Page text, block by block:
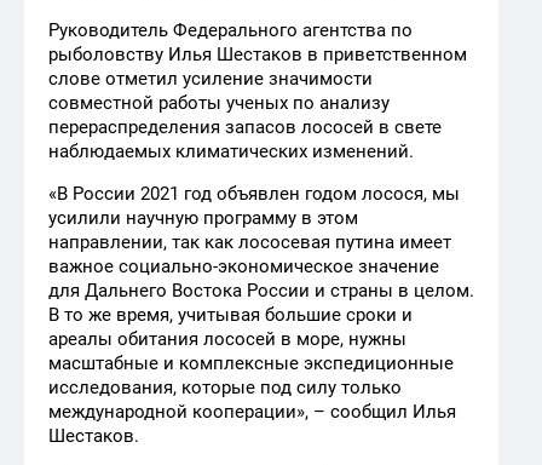
Руководитель Федерального агентства по
рыболовству Илья Шестаков в приветственном
слове отметил усиление значимости
совместной работы ученых по анализу
перераспределения запасов лососей в свете
наблюдаемых климатических изменений.
«В России 2021 год объявлен годом лосося, мы
усилили научную программу в этом
направлении, так как лососевая путина имеет
важное социально-экономическое значение
для Дальнего Востока России и страны в целом.
В то же время, учитывая большие сроки и
ареалы обитания лососей в море, нужны
масштабные и комплексные экспедиционные
исследования, которые под силу только
международной кооперации», – сообщил Илья
Шестаков.